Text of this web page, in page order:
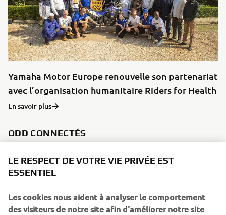
Yamaha Motor Europe renouvelle son partenariat
avec l’organisation humanitaire Riders for Health
En savoir plus
ODD CONNECTÉS
WHAT TO READ NEXT
LE RESPECT DE VOTRE VIE PRIVÉE EST
ESSENTIEL
Les cookies nous aident à analyser le comportement
des visiteurs de notre site afin d'améliorer notre site